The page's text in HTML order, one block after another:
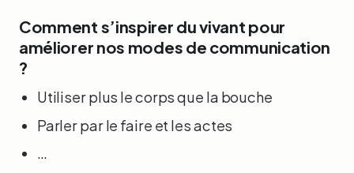
Comment s’inspirer du vivant pour
améliorer nos modes de communication
?
Utiliser plus le corps que la bouche
Parler par le faire et les actes
…